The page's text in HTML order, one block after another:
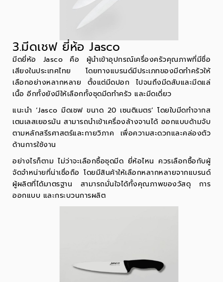
3.มีดเชฟ ยี่ห้อ Jasco
มีดยี่ห้อ Jasco คือ ผู้นำเข้าอุปกรณ์เครื่องครัวคุณภาพที่มีชื่อ
เสียงในประเทศไทย โดยทางแบรนด์มีประเภทของมีดทำครัวให้
เลือกอย่างหลากหลาย ตั้งแต่มีดปอก ไปจนถึงมีดสับและมีดแล่
เนื้อ อีกทั้งยังมีให้เลือกทั้งชุดมีดทำครัว และมีดเดี่ยว
แนะนำ ‘Jasco มีดเชฟ ขนาด 20 เซนติเมตร’ โดยใบมีดทำจากส
เตนเลสเยอรมัน สามารถนำเข้าเครื่องล้างจานได้ ออกแบบด้ามจับ
ตามหลักสรีรศาสตร์และกายวิภาค เพื่อความสะดวกและคล่องตัว
ด้านการใช้งาน
อย่างไรก็ตาม ไม่ว่าจะเลือกซื้อชุดมีด ยี่ห้อไหน ควรเลือกซื้อกับผู้
จัดจำหน่ายที่น่าเชื่อถือ โดยมีสินค้าให้เลือกหลากหลายจากแบรนด์
ผู้ผลิตที่ได้มาตรฐาน สามารถมั่นใจได้ทั้งคุณภาพของวัสดุ การ
ออกแบบ และกระบวนการผลิต